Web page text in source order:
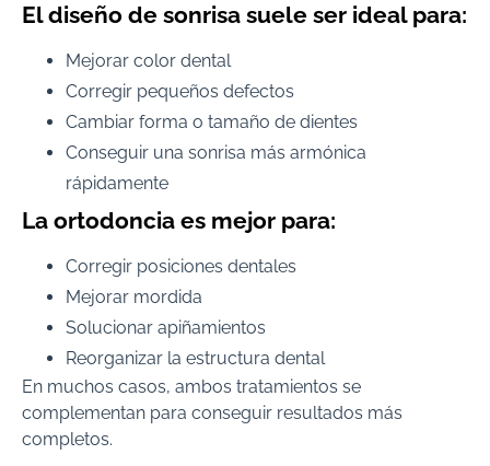
El diseño de sonrisa suele ser ideal para:
Mejorar color dental
Corregir pequeños defectos
Cambiar forma o tamaño de dientes
Conseguir una sonrisa más armónica
rápidamente
La ortodoncia es mejor para:
Corregir posiciones dentales
Mejorar mordida
Solucionar apiñamientos
Reorganizar la estructura dental
En muchos casos, ambos tratamientos se
complementan para conseguir resultados más
completos.